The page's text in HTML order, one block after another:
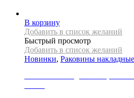
В корзину
Добавить в список желаний
Быстрый просмотр
Добавить в список желаний
Новинки, Раковины накладные